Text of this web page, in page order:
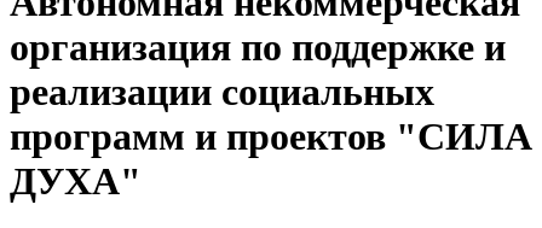
организация по поддержке и
реализации социальных
программ и проектов "СИЛА
ДУХА"